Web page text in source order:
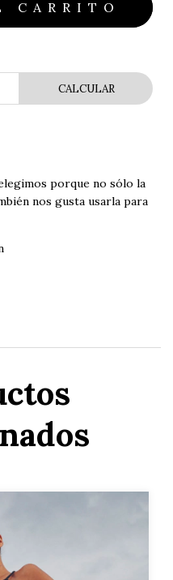
CALCULAR
porque no sólo la
nos gusta usarla para